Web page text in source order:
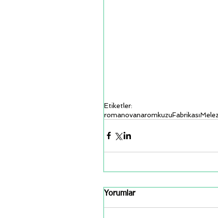
Etiketler:
romanovanaromkuzuFabrikası
Yorumlar